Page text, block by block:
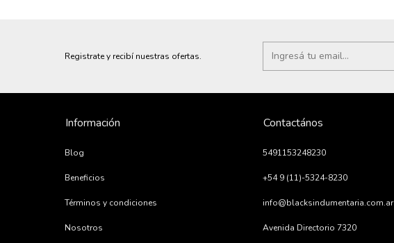
Registrate y recibí nuestras ofertas.
Información
Blog
Beneficios
Términos y condiciones
Nosotros
Contactános
5491153248230
+54 9 (11)-5324-8230
info@blacksindumentaria.com.ar
Avenida Directorio 7320